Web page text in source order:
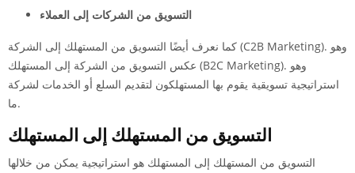
التسويق من الشركات إلى العملاء
كما نعرف أيضًا التسويق من المستهلك إلى الشركة (C2B Marketing). وهو
عكس التسويق من الشركة إلى المستهلك (B2C Marketing). وهو
استراتيجية تسويقية يقوم بها المستهلكون لتقديم السلع أو الخدمات لشركة
ما.
التسويق من المستهلك إلى المستهلك
التسويق من المستهلك إلى المستهلك هو استراتيجية يمكن من خلالها